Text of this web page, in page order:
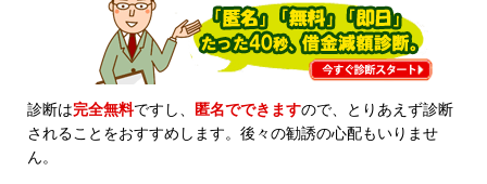
診断は完全無料ですし、 匿名でできますので、とりあえず診断
されることをおすすめします。後々の勧誘の心配もいりませ
ん。